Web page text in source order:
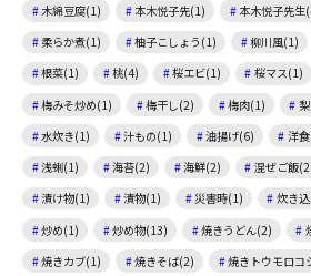
木綿豆腐(1)
本木悦子先(1) 本木悦子先生
柔らか煮(1)
柚子こしょう(1) 柳川風(1)
根菜(1)
桃(4) 桜エビ(1) 桜マス(1)
梅みそ炒め(1)
梅干し(2) 梅肉(1)
水炊き(1)
汁もの(1) 油揚げ(6) 洋
浅蜊(1)
海苔(2) 海鮮(2) 混ぜご飯
漬け物(1)
漬物(1) 災害時(1) 炊き
炒め(1)
炒め物(13) 焼きうどん(2)
焼きカブ(1)
焼きそば(2) 焼きトウモロコ